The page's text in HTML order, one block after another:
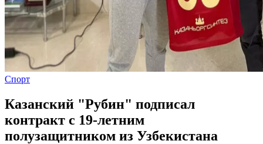
Спорт
Казанский "Рубин" подписал
контракт с 19-летним
полузащитником из Узбекистана